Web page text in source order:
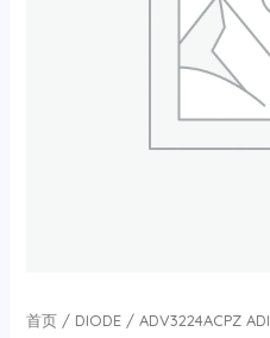
首页/ DIODE/ ADV3224ACPZ ADI